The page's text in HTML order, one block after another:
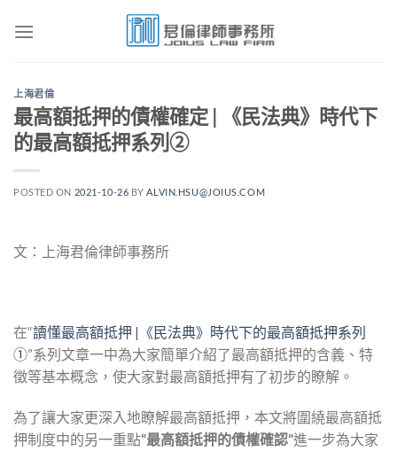
上海君倫
最高額抵押的債權確定 | 《民法典》時代下
的最高額抵押系列②
POSTED ON 2021-10-26 BY ALVIN.HSU@JOIUS.COM
文：上海君倫律師事務所
在“讀懂最高額抵押 |《民法典》時代下的最高額抵押系列
①”系列文章一中為大家簡單介紹了最高額抵押的含義、特
徵等基本概念，使大家對最高額抵押有了初步的瞭解。
為了讓大家更深入地瞭解最高額抵押，本文將圍繞最高額抵
押制度中的另一重點“最高額抵押的債權確認”進一步為大家